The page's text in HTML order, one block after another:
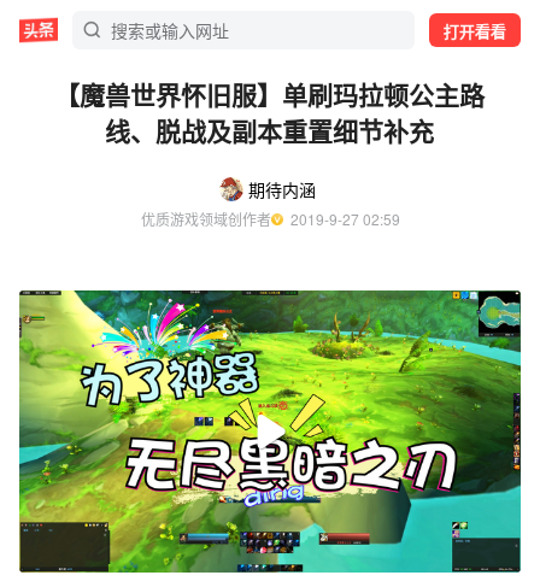
打开看看
【魔兽世界怀旧服】单刷玛拉顿公主路
线、脱战及副本重置细节补充
期待内涵
优质游戏领域创作者
  2019-9-27 02:59